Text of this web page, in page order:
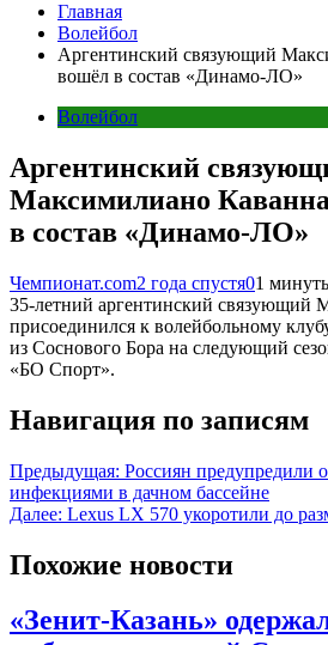
Главная
Волейбол
Аргентинский связующий
вошёл в состав «Динамо-ЛО»
Волейбол
Аргентинский
Максимилиано
в состав «Динамо-ЛО»
Чемпионат.com2 года спустя01
35-летний аргентинский связующий
присоединился к волейбольному
из Соснового Бора на следующий
«БО Спорт».
Навигация по записям
Предыдущая: Россиян предупредили
инфекциями в дачном бассейне
Далее: Lexus LX 570 укоротили до
Похожие новости
«Зенит-Казань»